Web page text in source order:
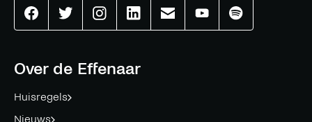
Over de Effenaar
Huisregels
Nieuws
EffenaarEffenaarEffenaarEffenaarEffenaarEffenaarEffenaar